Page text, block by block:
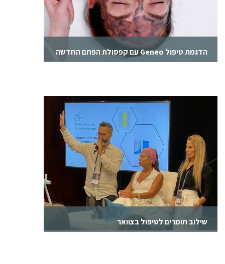
הדגמת טיפול Geneo עם קפסולת הפחם החדשה
שילוב חומרים לטיפול בצוואר